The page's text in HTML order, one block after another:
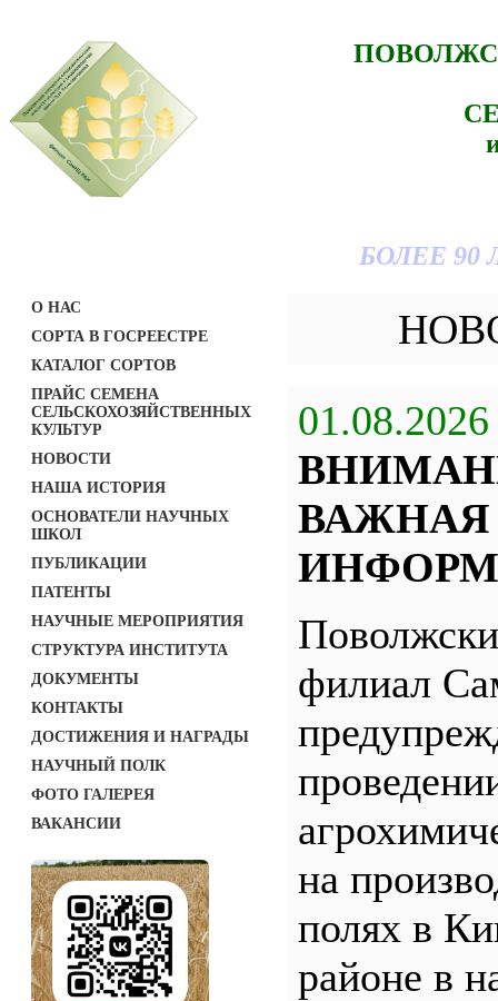
БОЛЕЕ
О НАС
СОРТА В ГОСРЕЕСТРЕ
КАТАЛОГ СОРТОВ
ПРАЙС СЕМЕНА
СЕЛЬСКОХОЗЯЙСТВЕННЫХ
КУЛЬТУР
НОВОСТИ
НАША ИСТОРИЯ
ОСНОВАТЕЛИ НАУЧНЫХ
ШКОЛ
ПУБЛИКАЦИИ
ПАТЕНТЫ
НАУЧНЫЕ МЕРОПРИЯТИЯ
СТРУКТУРА ИНСТИТУТА
ДОКУМЕНТЫ
КОНТАКТЫ
ДОСТИЖЕНИЯ И НАГРАДЫ
НАУЧНЫЙ ПОЛК
ФОТО ГАЛЕРЕЯ
ВАКАНСИИ
01.08.2026
ВАЖНАЯ
филиал
на
полях в
районе в